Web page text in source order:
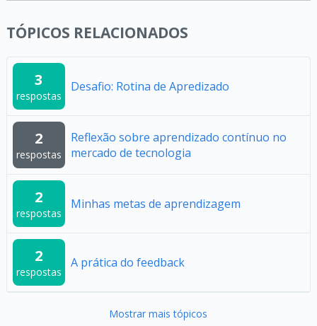
TÓPICOS RELACIONADOS
3
respostas
Desafio: Rotina de Apredizado
2
respostas
Reflexão sobre aprendizado contínuo no
mercado de tecnologia
2
respostas
Minhas metas de aprendizagem
2
respostas
A prática do feedback
Mostrar mais tópicos